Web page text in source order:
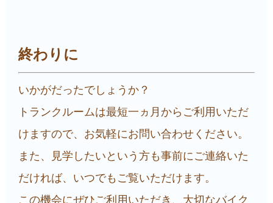
終わりに
いかがだったでしょうか？
トランクルームは最短一ヵ月からご利用いただ
けますので、お気軽にお問い合わせください。
また、見学したいという方も事前にご連絡いた
だければ、いつでもご覧いただけます。
この機会にぜひご利用いただき、大切なバイク